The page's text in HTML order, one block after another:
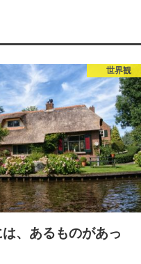
世界観
、あるものがあっ